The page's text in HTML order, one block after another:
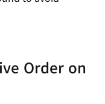
Order on